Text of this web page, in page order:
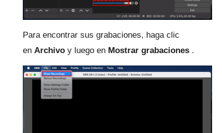
Para encontrar sus grabaciones, haga clic
en Archivo y luego en Mostrar grabaciones .